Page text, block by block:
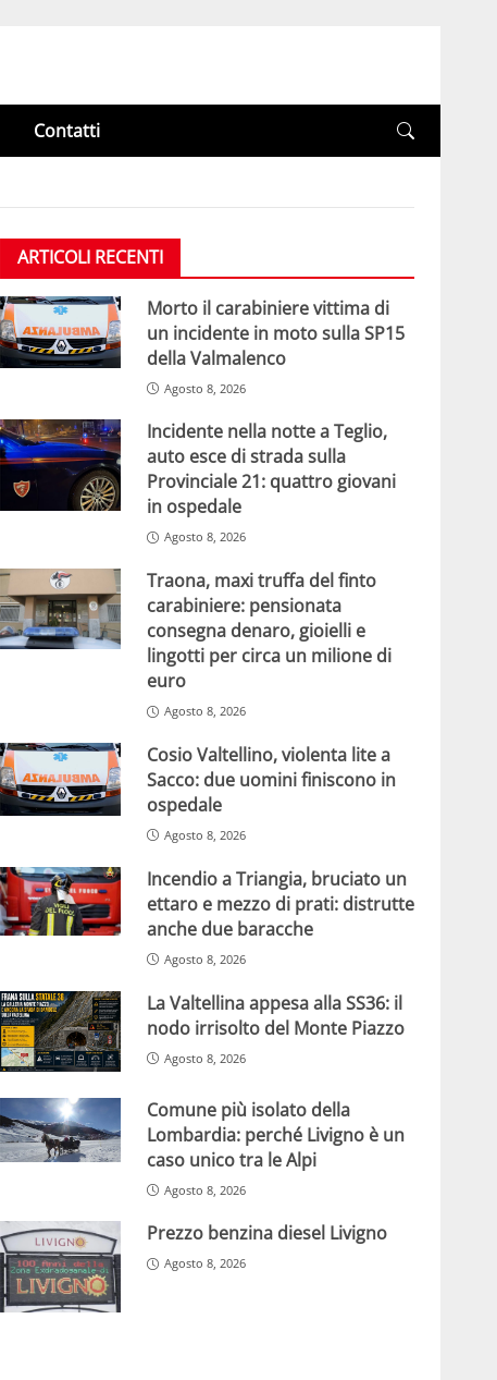
Contatti
ARTICOLI RECENTI
Morto il carabiniere vittima di
un incidente in moto sulla SP15
della Valmalenco
Agosto 8, 2026
Incidente nella notte a Teglio,
auto esce di strada sulla
Provinciale 21: quattro giovani
in ospedale
Agosto 8, 2026
Traona, maxi truffa del finto
carabiniere: pensionata
consegna denaro, gioielli e
lingotti per circa un milione di
euro
Agosto 8, 2026
Cosio Valtellino, violenta lite a
Sacco: due uomini finiscono in
ospedale
Agosto 8, 2026
Incendio a Triangia, bruciato un
ettaro e mezzo di prati: distrutte
anche due baracche
Agosto 8, 2026
La Valtellina appesa alla SS36: il
nodo irrisolto del Monte Piazzo
Agosto 8, 2026
Comune più isolato della
Lombardia: perché Livigno è un
caso unico tra le Alpi
Agosto 8, 2026
Prezzo benzina diesel Livigno
Agosto 8, 2026